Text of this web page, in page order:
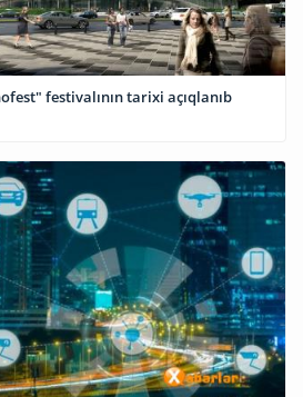
festivalının tarixi açıqlanıb